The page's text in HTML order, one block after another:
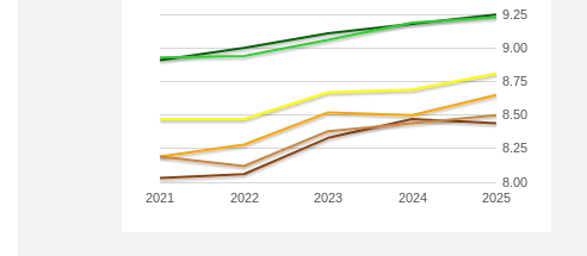
2021 2022 2023 2024 2025
8.00
8.25
8.50
8.75
9.00
9.25